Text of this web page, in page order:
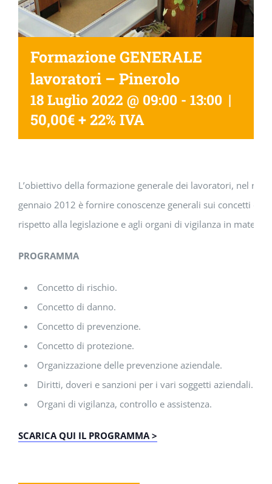
Formazione GENERALE
lavoratori – Pinerolo
18 Luglio 2022 @ 09:00 - 13:00 |
50,00€ + 22% IVA
L’obiettivo della formazione generale dei lavoratori, nel
gennaio 2012 è fornire conoscenze generali sui concetti di
rispetto alla legislazione e agli organi di vigilanza in materia
PROGRAMMA
Concetto di rischio.
Concetto di danno.
Concetto di prevenzione.
Concetto di protezione.
Organizzazione delle prevenzione aziendale.
Diritti, doveri e sanzioni per i vari soggetti aziendali.
Organi di vigilanza, controllo e assistenza.
SCARICA QUI IL PROGRAMMA >